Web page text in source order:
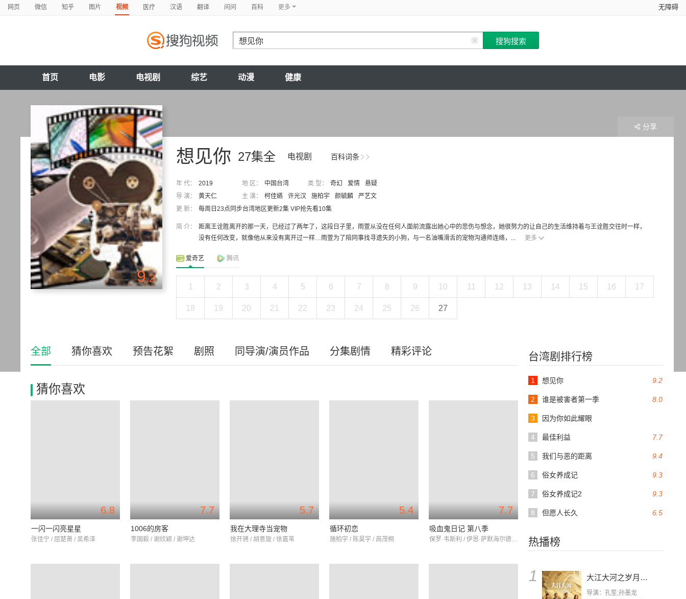
网页 微信 知乎 图片 视频 医疗 汉语 翻译 问问 百科 更多 无障碍
首页 电影 电视剧 综艺 动漫 健康
9.2
百科词条
27集全 电视剧
想见你
年 代： 2019 地 区： 中国台湾 类 型： 奇幻 爱情
悬疑
导 演：
黄天仁 主 演： 柯佳嬿 许光汉 施柏宇 颜毓麟
严艺文
更 新：
每周日23点同步台湾地区更新2集 VIP抢先看10集
简 介：
距离王诠胜离开的那一天，已经过了两年了，这段日子里，雨萱从没在任何人面前流露出她心中的悲伤与想念，她很努力的让自己的生活维持着与王诠胜交往时一样，
没有任何改变，就像他从来没有离开过一样…雨萱为了陪同事找寻遗失的小狗，与一名油嘴滑舌的宠物沟通师连络，...
更多
爱奇艺 腾讯
1 2 3 4 5 6 7 8 9 10 11 12 13 14 15 16 17
18 19 20 21 22 23 24 25 26 27
分享
台湾剧排行榜
9.2
1 想见你
8.0
2 谁是被害者第一季
3 因为你如此耀眼
7.7
4 最佳利益
9.4
5 我们与恶的距离
9.3
6 俗女养成记
9.3
7 俗女养成记2
6.5
8 但愿人长久
热播榜
1 大江大河之岁月如歌
导演：孔笙;孙墨龙
全部 猜你喜欢 预告花絮 剧照 同导演/演员作品 分集剧情 精彩评论
猜你喜欢
6.8
一闪一闪亮星星
张佳宁 / 屈楚萧 / 吴希泽
7.7
1006的房客
李国毅 / 谢欣颖 / 谢坤达
5.7
我在大理寺当宠物
徐开骋 / 胡意旋 / 徐嘉苇
5.4
循环初恋
施柏宇 / 陈昊宇 / 高茂桐
7.7
吸血鬼日记 第八季
保罗·韦斯利 / 伊恩·萨默海尔德 / 卡特琳娜·格兰厄姆